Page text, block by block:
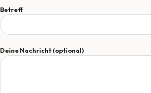
Betreff
Deine Nachricht (optional)